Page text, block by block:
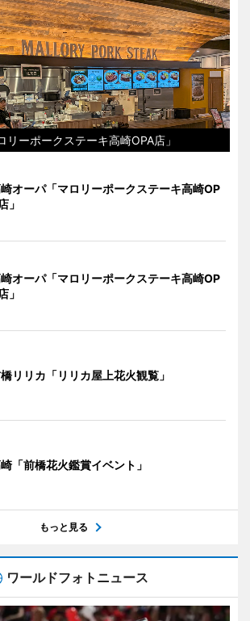
リーポークステーキ高崎OPA店」
オーパ「マロリーポークステーキ高崎OP
」
オーパ「マロリーポークステーキ高崎OP
」
リリカ「リリカ屋上花火観覧」
「前橋花火鑑賞イベント」
もっと見る
ワールドフォトニュース